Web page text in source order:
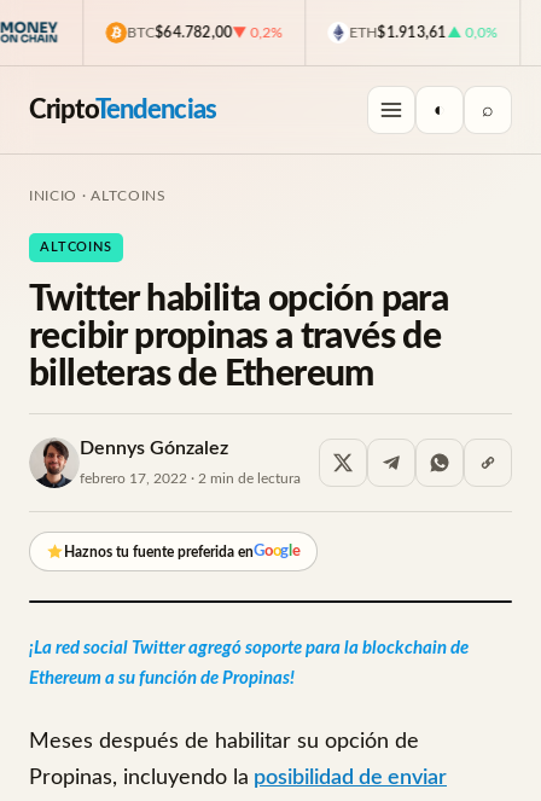
BTC$64.782,00▼ 0,2% ETH$1.913,61▲ 0,0%
CriptoTendencias ◐ ⌕
INICIO ·ALTCOINS
ALTCOINS
Twitter habilita opción para
recibir propinas a través de
billeteras de Ethereum
Dennys Gónzalez
febrero 17, 2022 · 2 min de lectura
Haznos tu fuente preferida enGoog e
¡La red social Twitter agregó soporte para la blockchain de
Ethereum a su función de Propinas!
Meses después de habilitar su opción de
Propinas, incluyendo la posibilidad de enviar